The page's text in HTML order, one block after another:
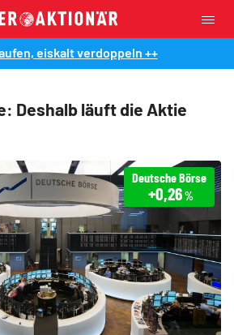
eiskalt verdoppeln ++
Deshalb läuft die Aktie
Deutsche Börse
+0,26%